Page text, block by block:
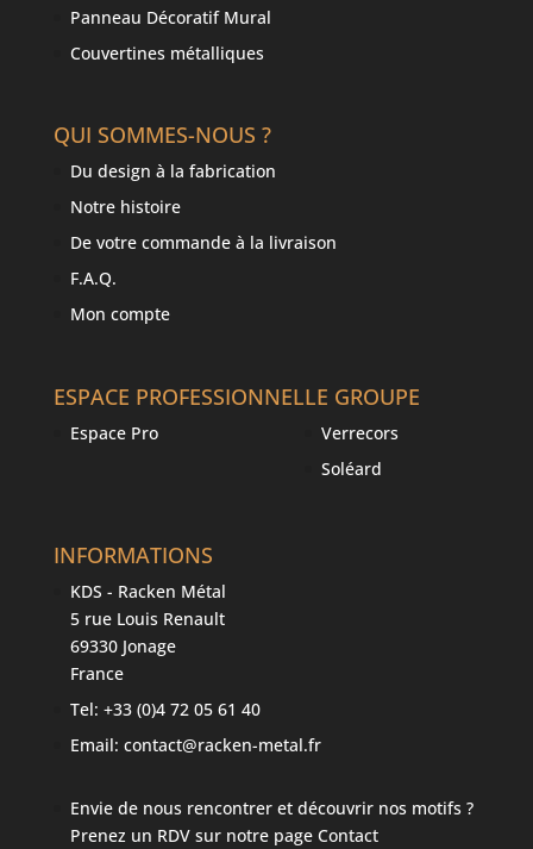
Panneau Décoratif Mural
Couvertines métalliques
QUI SOMMES-NOUS ?
Du design à la fabrication
Notre histoire
De votre commande à la livraison
F.A.Q.
Mon compte
ESPACE PROFESSIONNEL
Espace Pro
LE GROUPE
Verrecors
Soléard
INFORMATIONS
KDS - Racken Métal
5 rue Louis Renault
69330 Jonage
France
Tel: +33 (0)4 72 05 61 40
Email: contact@racken-metal.fr
Envie de nous rencontrer et découvrir nos motifs ?
Prenez un RDV sur notre page Contact